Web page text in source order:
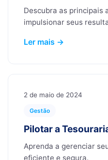
Descubra as principais
impulsionar seus
Ler mais →
2 de maio de 2024
Gestão
Pilotar a
Aprenda a gerenciar
eficiente e segura.